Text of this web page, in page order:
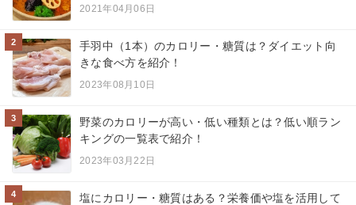
2021年04月06日
2
手羽中（1本）のカロリー・糖質は？ダイエット向
きな食べ方を紹介！
2023年08月10日
3
野菜のカロリーが高い・低い種類とは？低い順ラン
キングの一覧表で紹介！
2023年03月22日
4
塩にカロリー・糖質はある？栄養価や塩を活用して